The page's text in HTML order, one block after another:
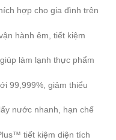
hợp cho gia đình trên
hành êm, tiết kiệm
làm lạnh thực phẩm
99,999%, giảm thiểu
nước nhanh, hạn chế
tiết kiệm diện tích